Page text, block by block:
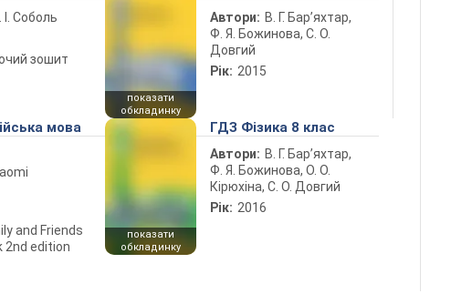
І. Соболь
зошит
показати
обкладинку
Автори: В. Г. Бар’яхтар,
Ф. Я. Божинова, С. О.
Довгий
Рік: 2015
мова
and Friends
2nd edition
показати
обкладинку
ГДЗ Фізика 8 клас
Автори: В. Г. Бар’яхтар,
Ф. Я. Божинова, О. О.
Кірюхіна, С. О. Довгий
Рік: 2016